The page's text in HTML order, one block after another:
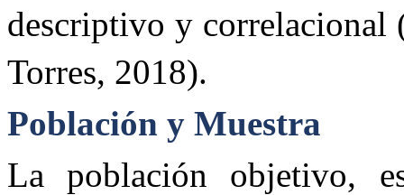
descriptivo y correlacional
Torres, 2018).
Población y Muestra
La población objetivo,